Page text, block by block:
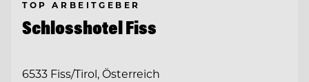
TOP ARBEITGEBER
Schlosshotel Fiss
6533 Fiss/Tirol, Österreich